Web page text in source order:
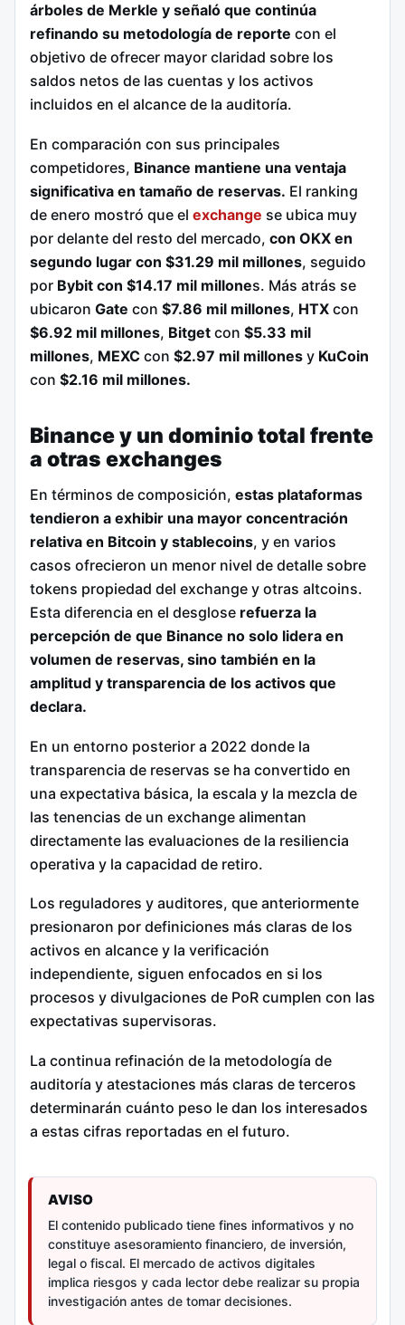
árboles de Merkle y señaló que continúa
refinando su metodología de reporte con el
objetivo de ofrecer mayor claridad sobre los
saldos netos de las cuentas y los activos
incluidos en el alcance de la auditoría.
En comparación con sus principales
competidores, Binance mantiene una ventaja
significativa en tamaño de reservas. El ranking
de enero mostró que el exchange se ubica muy
por delante del resto del mercado, con OKX en
segundo lugar con $31.29 mil millones, seguido
por Bybit con $14.17 mil millones. Más atrás se
ubicaron Gate con $7.86 mil millones, HTX con
$6.92 mil millones, Bitget con $5.33 mil
millones, MEXC con $2.97 mil millones y KuCoin
con $2.16 mil millones.
Binance y un dominio total frente
a otras exchanges
En términos de composición, estas plataformas
tendieron a exhibir una mayor concentración
relativa en Bitcoin y stablecoins, y en varios
casos ofrecieron un menor nivel de detalle sobre
tokens propiedad del exchange y otras altcoins.
Esta diferencia en el desglose refuerza la
percepción de que Binance no solo lidera en
volumen de reservas, sino también en la
amplitud y transparencia de los activos que
declara.
En un entorno posterior a 2022 donde la
transparencia de reservas se ha convertido en
una expectativa básica, la escala y la mezcla de
las tenencias de un exchange alimentan
directamente las evaluaciones de la resiliencia
operativa y la capacidad de retiro.
Los reguladores y auditores, que anteriormente
presionaron por definiciones más claras de los
activos en alcance y la verificación
independiente, siguen enfocados en si los
procesos y divulgaciones de PoR cumplen con las
expectativas supervisoras.
La continua refinación de la metodología de
auditoría y atestaciones más claras de terceros
determinarán cuánto peso le dan los interesados
a estas cifras reportadas en el futuro.
AVISO
El contenido publicado tiene fines informativos y no
constituye asesoramiento financiero, de inversión,
legal o fiscal. El mercado de activos digitales
implica riesgos y cada lector debe realizar su propia
investigación antes de tomar decisiones.